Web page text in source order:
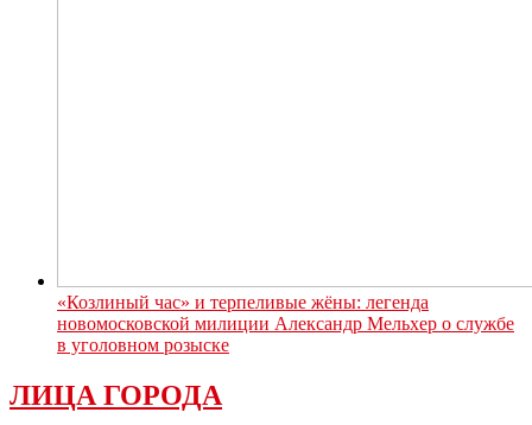
«Козлиный час» и терпеливые жёны: легенда
новомосковской милиции Александр Мельхер о службе
в уголовном розыске
ЛИЦА ГОРОДА